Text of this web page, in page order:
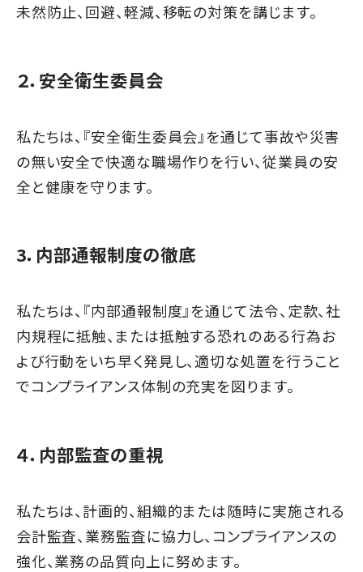
未然防止、回避、軽減、移転の対策を講じます。
２．安全衛生委員会
私たちは、『安全衛生委員会』を通じて事故や災害
の無い安全で快適な職場作りを行い、従業員の安
全と健康を守ります。
3．内部通報制度の徹底
私たちは、『内部通報制度』を通じて法令、定款、社
内規程に抵触、または抵触する恐れのある行為お
よび行動をいち早く発見し、適切な処置を行うこと
でコンプライアンス体制の充実を図ります。
４．内部監査の重視
私たちは、計画的、組織的または随時に実施される
会計監査、業務監査に協力し、コンプライアンスの
強化、業務の品質向上に努めます。